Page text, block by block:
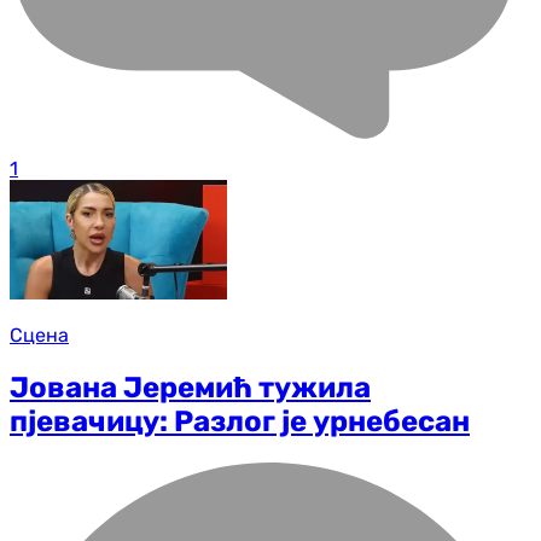
1
Сцена
Јована Јеремић тужила
пјевачицу: Разлог је урнебесан